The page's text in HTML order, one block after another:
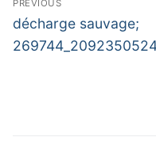
de
l’article
PREVIOUS
Previous
post:
décharge sauvage;